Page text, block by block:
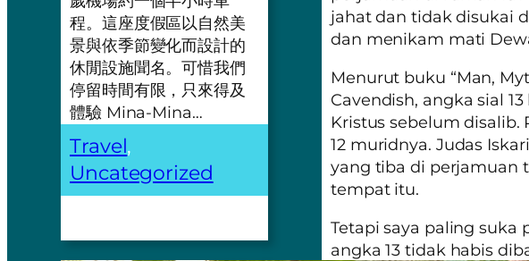
程。這座度假區以自然美
景與依季節變化而設計的
休閒設施聞名。可惜我們
停留時間有限，只來得及
體驗 Mina-Mina…
Travel
Uncategorized
jahat dan tidak disukai
dan menikam mati
Menurut buku “Man,
Cavendish, angka sial
Kristus sebelum disalib.
12 muridnya. Judas
yang tiba di perjamuan
tempat itu.
Tetapi saya paling suka
angka 13 tidak habis